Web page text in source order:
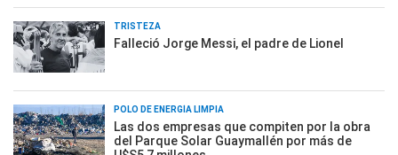
TRISTEZA
Falleció Jorge Messi, el padre de Lionel
POLO DE ENERGÍA LIMPIA
Las dos empresas que compiten por la obra
del Parque Solar Guaymallén por más de